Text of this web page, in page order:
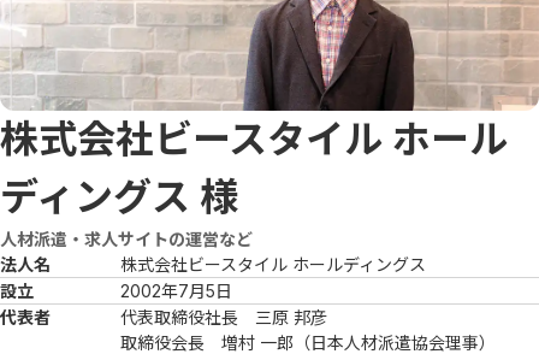
株式会社ビースタイル ホール
ディングス 様
人材派遣・求人サイトの運営など
法人名
株式会社ビースタイル ホールディングス
設立
2002年7月5日
代表者
代表取締役社長　三原 邦彦
取締役会長　増村 一郎（日本人材派遣協会理事）